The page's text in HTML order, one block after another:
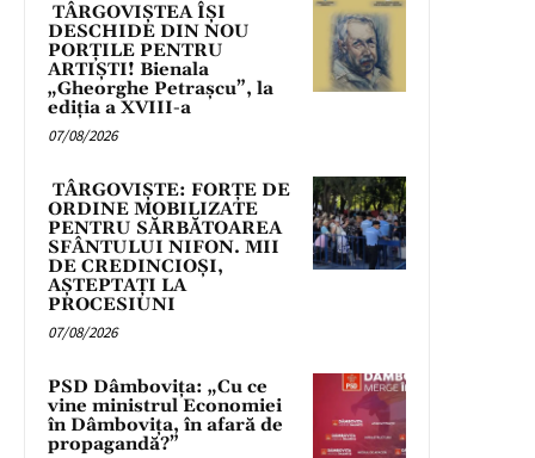
TÂRGOVIȘTEA ÎȘI
DESCHIDE DIN NOU
PORȚILE PENTRU
ARTIȘTI! Bienala
„Gheorghe Petrașcu”, la
ediția a XVIII-a
07/08/2026
TÂRGOVIȘTE: FORȚE DE
ORDINE MOBILIZATE
PENTRU SĂRBĂTOAREA
SFÂNTULUI NIFON. MII
DE CREDINCIOȘI,
AȘTEPTAȚI LA
PROCESIUNI
07/08/2026
PSD Dâmbovița: „Cu ce
vine ministrul Economiei
în Dâmbovița, în afară de
propagandă?”